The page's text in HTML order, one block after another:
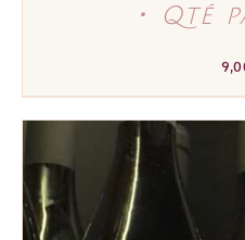
･ Qté